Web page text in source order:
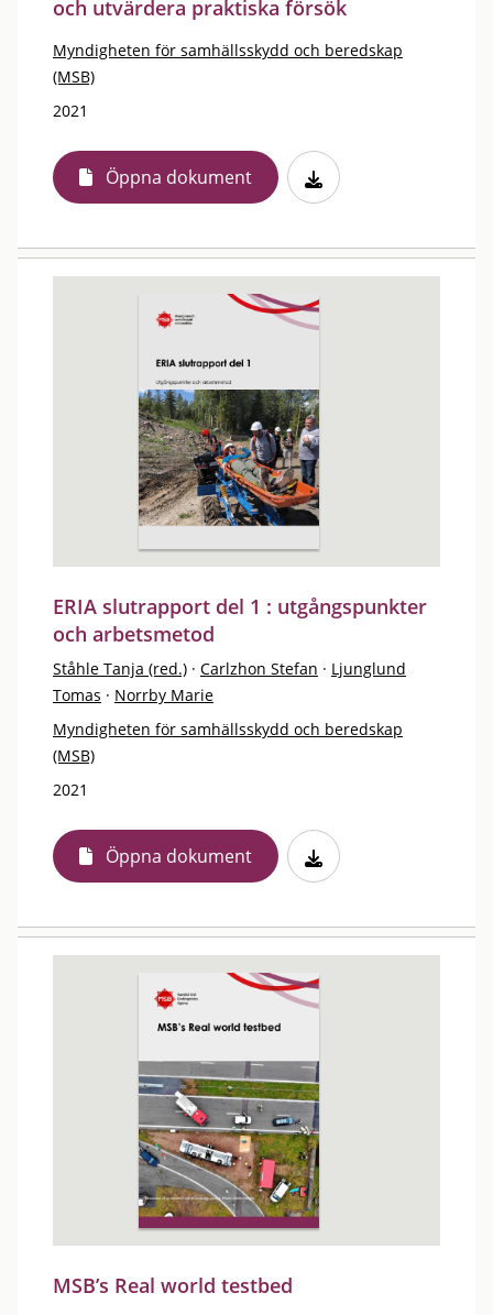
och utvärdera praktiska försök
Myndigheten för samhällsskydd och beredskap
(MSB)
2021
Öppna dokument
ERIA slutrapport del 1 : utgångspunkter
och arbetsmetod
Ståhle Tanja (red.) · Carlzhon Stefan · Ljunglund
Tomas · Norrby Marie
Myndigheten för samhällsskydd och beredskap
(MSB)
2021
Öppna dokument
MSB’s Real world testbed